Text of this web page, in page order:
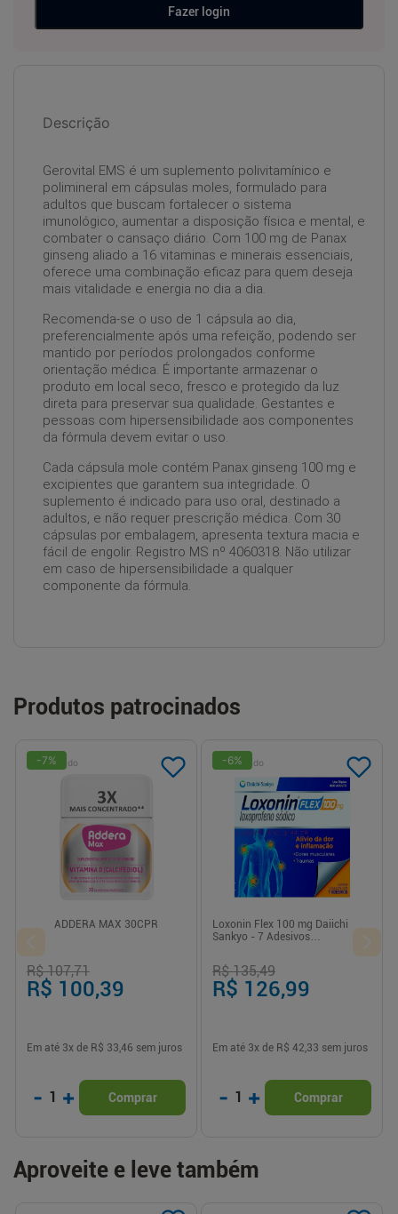
Fazer login
Descrição
Gerovital EMS é um suplemento polivitamínico e
polimineral em cápsulas moles, formulado para
adultos que buscam fortalecer o sistema
imunológico, aumentar a disposição física e mental, e
combater o cansaço diário. Com 100 mg de Panax
ginseng aliado a 16 vitaminas e minerais essenciais,
oferece uma combinação eficaz para quem deseja
mais vitalidade e energia no dia a dia.
Recomenda-se o uso de 1 cápsula ao dia,
preferencialmente após uma refeição, podendo ser
mantido por períodos prolongados conforme
orientação médica. É importante armazenar o
produto em local seco, fresco e protegido da luz
direta para preservar sua qualidade. Gestantes e
pessoas com hipersensibilidade aos componentes
da fórmula devem evitar o uso.
Cada cápsula mole contém Panax ginseng 100 mg e
excipientes que garantem sua integridade. O
suplemento é indicado para uso oral, destinado a
adultos, e não requer prescrição médica. Com 30
cápsulas por embalagem, apresenta textura macia e
fácil de engolir. Registro MS nº 4060318. Não utilizar
em caso de hipersensibilidade a qualquer
componente da fórmula.
Produtos patrocinados
Patrocinado
-7%
ADDERA MAX 30CPR
R$ 107,71
R$ 100,39
Em até 3x de R$ 33,46 sem juros
- 1 + Comprar
Patrocinado
-6%
Loxonin Flex 100 mg Daiichi
Sankyo - 7 Adesivos
R$ 135,49
R$ 126,99
Em até 3x de R$ 42,33 sem juros
- 1 + Comprar
Aproveite e leve também